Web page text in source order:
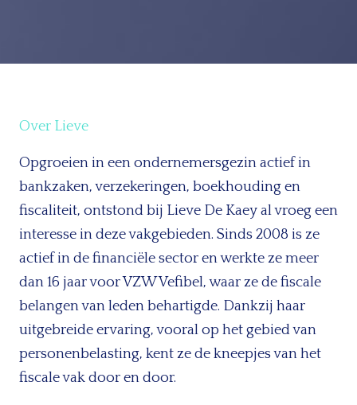
Over Lieve
Opgroeien in een ondernemersgezin actief in
bankzaken, verzekeringen, boekhouding en
fiscaliteit, ontstond bij Lieve De Kaey al vroeg een
interesse in deze vakgebieden. Sinds 2008 is ze
actief in de financiële sector en werkte ze meer
dan 16 jaar voor VZW Vefibel, waar ze de fiscale
belangen van leden behartigde. Dankzij haar
uitgebreide ervaring, vooral op het gebied van
personenbelasting, kent ze de kneepjes van het
fiscale vak door en door.